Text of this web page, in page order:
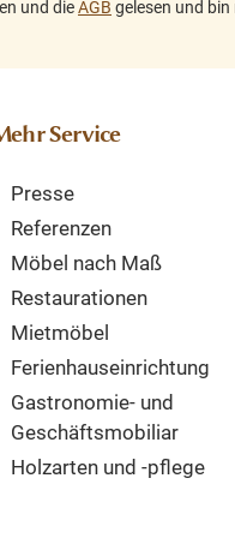
cm; Tiefe:
nach Hause
und dieAGB gelesen und
Service
Presse
Referenzen
Möbel nach Maß
Restaurationen
Mietmöbel
Ferienhauseinrichtung
Gastronomie- und
Geschäftsmobiliar
Holzarten und -pflege